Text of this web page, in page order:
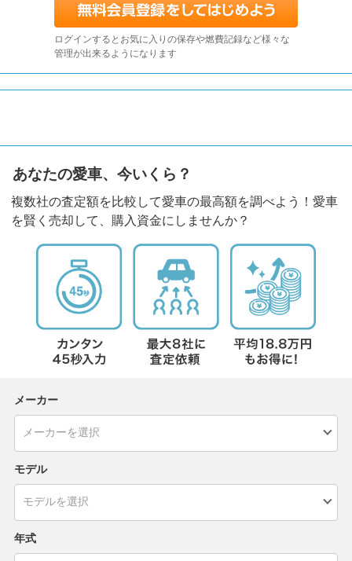
ログインするとお気に入りの保存や燃費記録など様々な
管理が出来るようになります
あなたの愛車、今いくら？
複数社の査定額を比較して愛車の最高額を調べよう！愛車
を賢く売却して、購入資金にしませんか？
メーカー
モデル
年式